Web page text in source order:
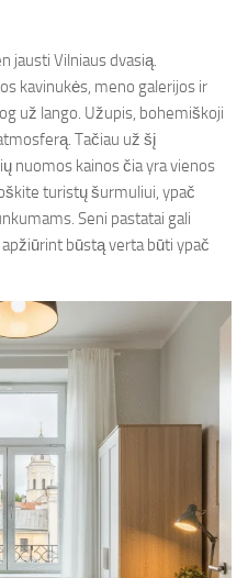
jausti Vilniaus dvasią.
kavinukės, meno galerijos ir
už lango. Užupis, bohemiškoji
Tačiau už šį
nuomos kainos čia yra vienos
turistų šurmuliui, ypač
Seni pastatai gali
būstą verta būti ypač